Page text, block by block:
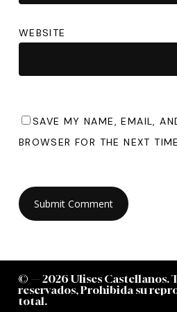
WEBSITE
SAVE MY NAME, EMAIL,
BROWSER FOR THE NEXT
© — 2026 Ulises Castellanos.
reservados,Prohibida surepr
total.